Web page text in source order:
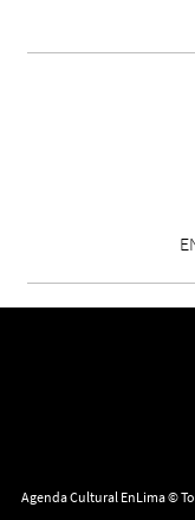
Agenda Cultural EnLima ©